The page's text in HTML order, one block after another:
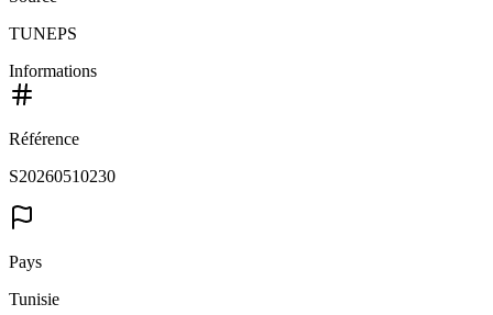
TUNEPS
Informations
Référence
S20260510230
Pays
Tunisie